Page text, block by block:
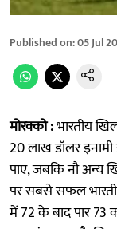
Published on:05 Jul
मोरक्को :भारतीय
20 लाख डॉलर
पाए, जबकि नौ अन्य
पर सबसे सफल
में 72 के बाद पार 73